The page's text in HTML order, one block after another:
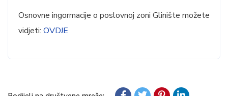
Osnovne ingormacije o poslovnoj zoni Glinište možete
vidjeti: OVDJE